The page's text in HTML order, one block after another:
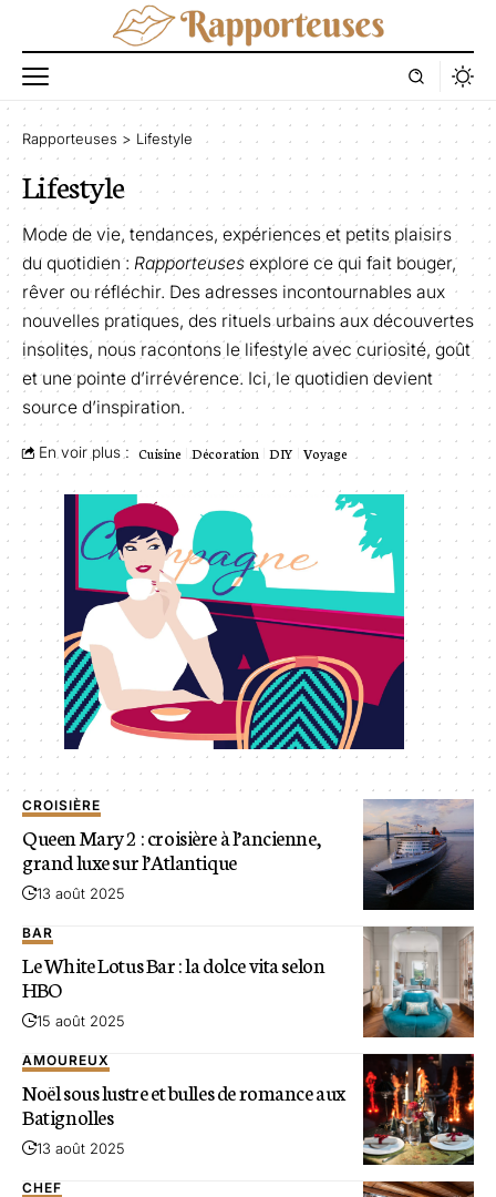
Rapporteuses > Lifestyle
Lifestyle
Mode de vie, tendances, expériences et petits plaisirs
du quotidien : Rapporteuses explore ce qui fait bouger,
rêver ou réfléchir. Des adresses incontournables aux
nouvelles pratiques, des rituels urbains aux découvertes
insolites, nous racontons le lifestyle avec curiosité, goût
et une pointe d’irrévérence. Ici, le quotidien devient
source d’inspiration.
En voir plus : Cuisine Décoration DIY Voyage
CROISIÈRE
Queen Mary 2 : croisière à l’ancienne,
grand luxe sur l’Atlantique
13 août 2025
BAR
Le White Lotus Bar : la dolce vita selon
HBO
15 août 2025
AMOUREUX
Noël sous lustre et bulles de romance aux
Batignolles
13 août 2025
CHEF